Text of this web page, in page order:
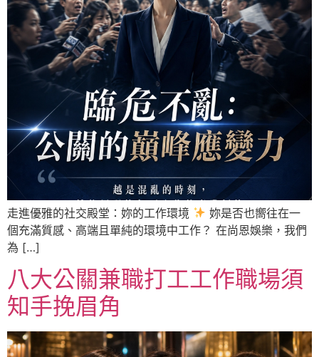
走進優雅的社交殿堂：妳的工作環境
妳是否也嚮往在一
個充滿質感、高端且單純的環境中工作？ 在尚恩娛樂，我們
為 […]
八大公關兼職打工工作職場須
知手挽眉角